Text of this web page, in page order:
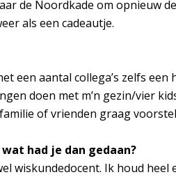
de Noordkade om opnieuw
als een cadeautje.
een aantal collega’s zelfs een
doen met m’n gezin/vier
of vrienden graag
had je dan gedaan?
wiskundedocent. Ik houd heel